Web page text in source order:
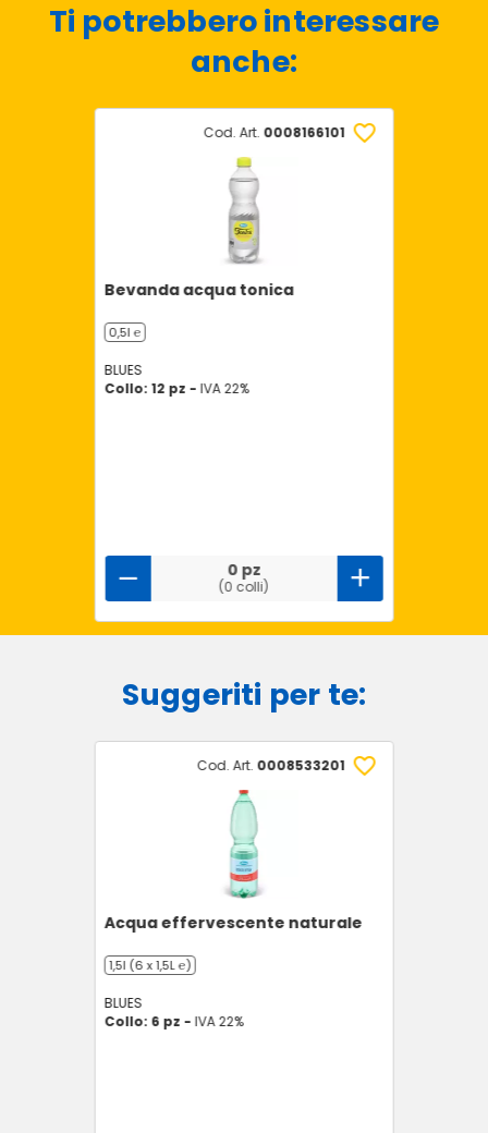
Ti potrebbero interessare
anche:
Cod. Art. 0008166101
Bevanda acqua tonica
0,5l ℮
BLUES
Collo: 12 pz - IVA 22%
0 pz
(0 colli)
Suggeriti per te:
Cod. Art. 0008533201
Acqua effervescente naturale
1,5l (6 x 1,5L ℮)
BLUES
Collo: 6 pz - IVA 22%